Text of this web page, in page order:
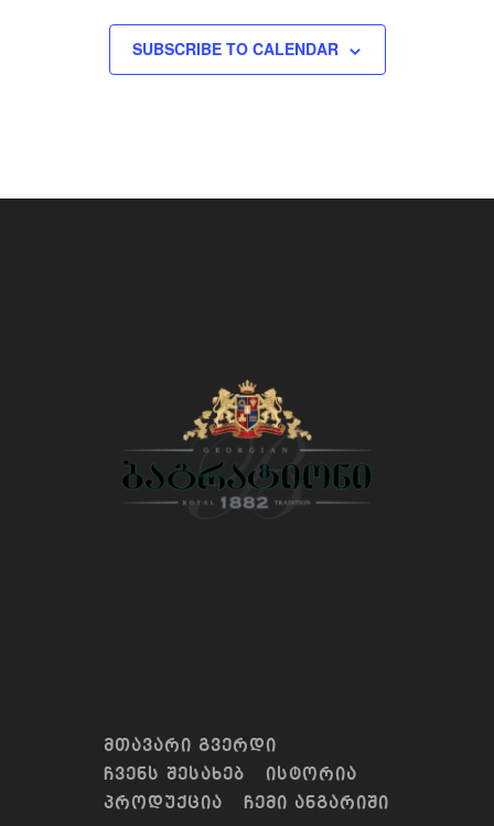
SUBSCRIBE TO CALENDAR
ᲛᲗᲐᲕᲐᲠᲘ ᲒᲕᲔᲠᲓᲘ
ᲩᲕᲔᲜᲡ ᲨᲔᲡᲐᲮᲔᲑ
ᲘᲡᲢᲝᲠᲘᲐ
ᲞᲠᲝᲓᲣᲥᲪᲘᲐ
ᲩᲔᲛᲘ ᲐᲜᲒᲐᲠᲘᲨᲘ